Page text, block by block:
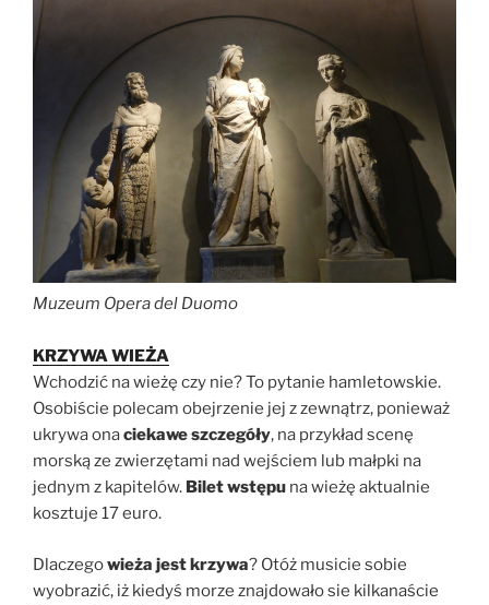
Muzeum Opera del Duomo
KRZYWA WIEŻA
Wchodzić na wieżę czy nie? To pytanie hamletowskie.
Osobiście polecam obejrzenie jej z zewnątrz, ponieważ
ukrywa onaciekawe szczegóły, na przykład scenę
morską ze zwierzętami nad wejściem lub małpki na
jednym z kapitelów. Bilet wstępu na wieżę aktualnie
kosztuje 17 euro.
Dlaczegowieża jest krzywa? Otóż musicie sobie
wyobrazić, iż kiedyś morze znajdowało sie kilkanaście